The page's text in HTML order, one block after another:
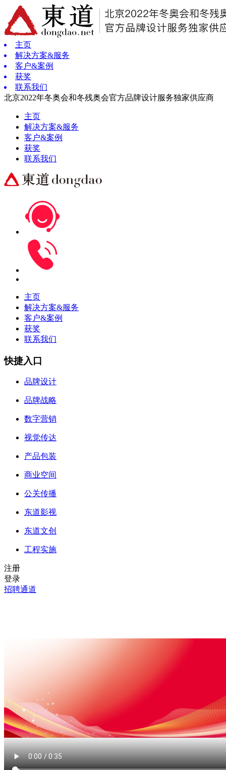
主页
解决方案&服务
客户&案例
获奖
联系我们
北京2022年冬奥会和冬残奥会官方品牌设计服务独家供应商
主页
解决方案&服务
客户&案例
获奖
联系我们
主页
解决方案&服务
客户&案例
获奖
联系我们
快捷入口
品牌设计
品牌战略
数字营销
视觉传达
产品包装
商业空间
公关传播
东道影视
东道文创
工程实施
注册
登录
招聘通道